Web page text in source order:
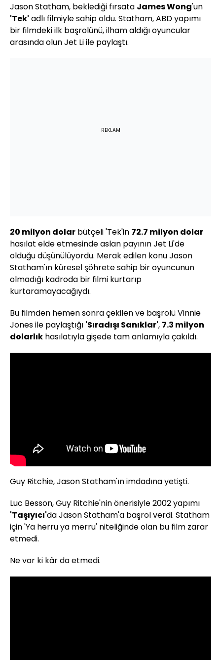
Jason Statham, beklediği fırsata James Wong'un
'Tek' adlı filmiyle sahip oldu. Statham, ABD yapımı
bir filmdeki ilk başrolünü, ilham aldığı oyuncular
arasında olun Jet Li ile paylaştı.
REKLAM
20 milyon dolar bütçeli 'Tek'in 72.7 milyon dolar
hasılat elde etmesinde aslan payının Jet Li'de
olduğu düşünülüyordu. Merak edilen konu Jason
Statham'ın küresel şöhrete sahip bir oyuncunun
olmadığı kadroda bir filmi kurtarıp
kurtaramayacağıydı.
Bu filmden hemen sonra çekilen ve başrolü Vinnie
Jones ile paylaştığı 'Sıradışı Sanıklar', 7.3 milyon
dolarlık hasılatıyla gişede tam anlamıyla çakıldı.
Guy Ritchie, Jason Statham'ın imdadına yetişti.
Luc Besson, Guy Ritchie'nin önerisiyle 2002 yapımı
'Taşıyıcı'da Jason Statham'a başrol verdi. Statham
için 'Ya herru ya merru' niteliğinde olan bu film zarar
etmedi.
Ne var ki kâr da etmedi.